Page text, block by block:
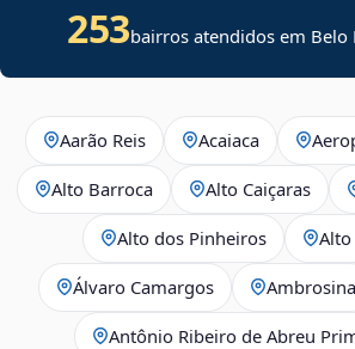
253bairros atendidos em Belo
Aarão Reis Acaiaca
Alto Barroca Alto Caiçaras
Alto dos Pinheiros Alto
Álvaro Camargos Ambrosina
Antônio Ribeiro de Abreu